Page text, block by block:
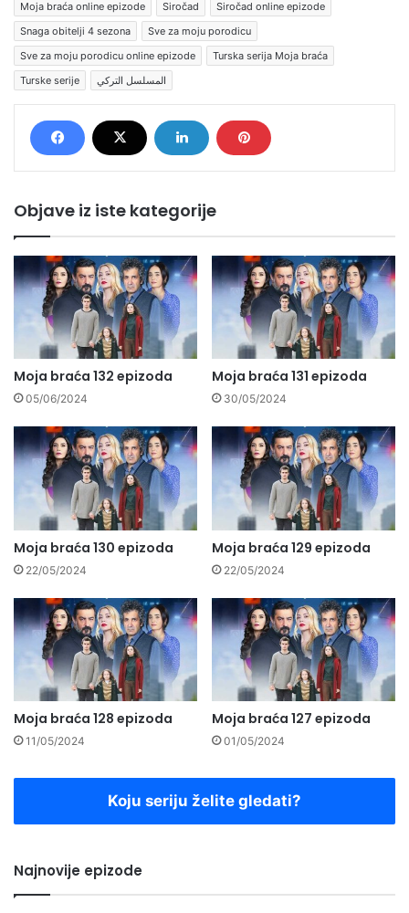
Moja braća online epizode Siročad
Siročad online epizode
Snaga obitelji 4 sezona
Sve za moju porodicu
Sve za moju porodicu online epizode
Turska serija Moja braća
Turske serije
المسلسل التركي
Objave iz iste kategorije
Moja braća 132 epizoda
05/06/2024
Moja braća 131 epizoda
30/05/2024
Moja braća 130 epizoda
22/05/2024
Moja braća 129 epizoda
22/05/2024
Moja braća 128 epizoda
11/05/2024
Moja braća 127 epizoda
01/05/2024
Koju seriju želite gledati?
Najnovije epizode